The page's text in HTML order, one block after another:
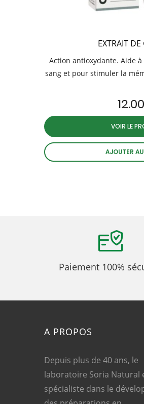
EXTRAIT
Action antioxydante. Aide
sang et pour stimuler la
12.00
VOIR LE
AJOUTER
Paiement 100%
A PROPOS
Depuis plus de 40 ans, le
laboratoire Soria Natural
spécialiste dans le